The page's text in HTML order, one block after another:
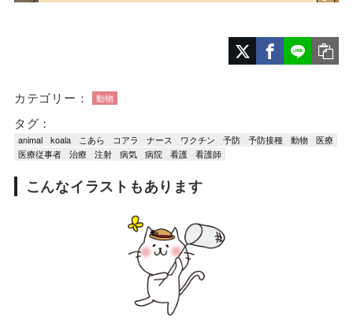
カテゴリー： 動物
タグ：
animal koala こあら コアラ ナース ワクチン 予防 予防接種 動物
医療
医療従事者
治療 注射 病気 病院 看護 看護師
こんなイラストもあります